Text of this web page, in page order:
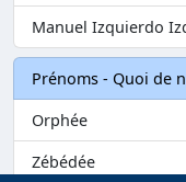
Manuel Izquierdo
Prénoms - Quoi de
Orphée
Zébédée